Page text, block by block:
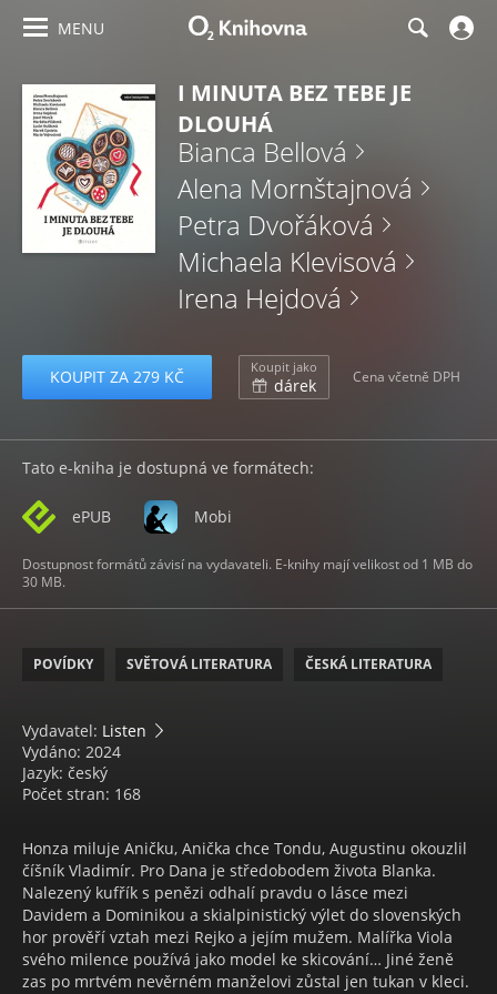
MENU
I MINUTA BEZ TEBE JE
DLOUHÁ
Bianca Bellová
Alena Mornštajnová
Petra Dvořáková
Michaela Klevisová
Irena Hejdová
KOUPIT ZA 279 KČ Koupit jako
dárek Cena včetně DPH
Tato e-kniha je dostupná ve formátech:
ePUB Mobi
Dostupnost formátů závisí na vydavateli. E-knihy mají velikost od 1 MB do
30 MB.
POVÍDKY SVĚTOVÁ LITERATURA ČESKÁ LITERATURA
Vydavatel: Listen
Vydáno: 2024
Jazyk: český
Počet stran: 168
Honza miluje Aničku, Anička chce Tondu, Augustinu okouzlil
číšník Vladimír. Pro Dana je středobodem života Blanka.
Nalezený kufřík s penězi odhalí pravdu o lásce mezi
Davidem a Dominikou a skialpinistický výlet do slovenských
hor prověří vztah mezi Rejko a jejím mužem. Malířka Viola
svého milence používá jako model ke skicování… Jiné ženě
zas po mrtvém nevěrném manželovi zůstal jen tukan v kleci.